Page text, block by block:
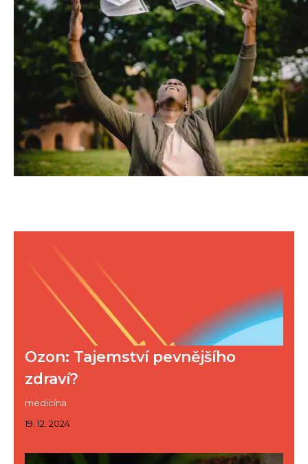
Ozon: Tajemství pevnějšího
zdraví?
medicína
19. 12. 2024